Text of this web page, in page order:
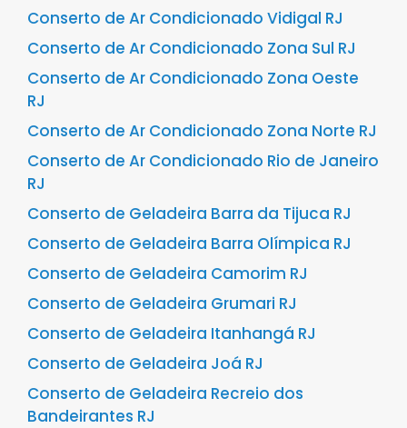
Conserto de Ar Condicionado Vidigal RJ
Conserto de Ar Condicionado Zona Sul RJ
Conserto de Ar Condicionado Zona Oeste
RJ
Conserto de Ar Condicionado Zona Norte RJ
Conserto de Ar Condicionado Rio de Janeiro
RJ
Conserto de Geladeira Barra da Tijuca RJ
Conserto de Geladeira Barra Olímpica RJ
Conserto de Geladeira Camorim RJ
Conserto de Geladeira Grumari RJ
Conserto de Geladeira Itanhangá RJ
Conserto de Geladeira Joá RJ
Conserto de Geladeira Recreio dos
Bandeirantes RJ